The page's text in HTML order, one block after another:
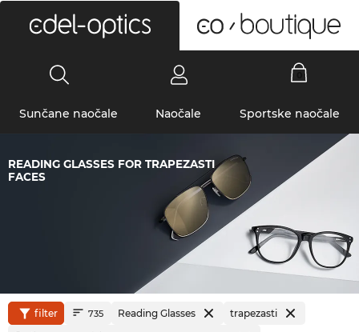
Sunčane naočale Naočale Sportske naočale
READING GLASSES FOR TRAPEZASTI
FACES
filter 735 Reading Glasses trapezasti